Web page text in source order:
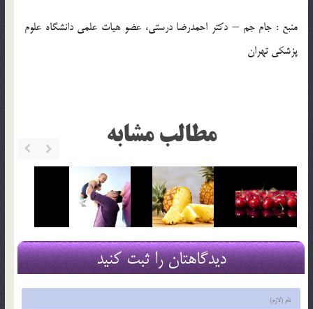
منبع : جام جم – دکتر احمدرضا درستی، عضو هیات علمی دانشگاه علوم
پزشکی تهران
مطالب مشابه
دیدگاهتان را ثبت کنید